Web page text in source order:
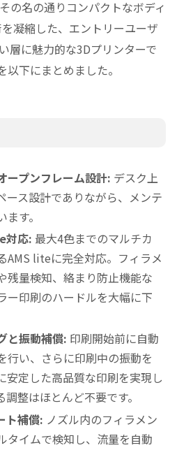
の名の通りコンパクトなボディ
凝縮した、エントリーユーザ
層に魅力的な3Dプリンターで
下にまとめました。
ープンフレーム設計: デスク上
ース設計でありながら、メンテ
す。
対応: 最大4色までのマルチカ
AMS liteに完全対応。フィラメ
残量検知、絡まり防止機能な
ー印刷のハードルを大幅に下
と振動補償: 印刷開始前に自動
行い、さらに印刷中の振動を
安定した高品質な印刷を実現し
整はほとんど不要です。
ト補償: ノズル内のフィラメン
タイムで検知し、流量を自動